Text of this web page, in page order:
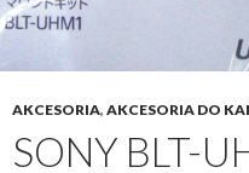
AKCESORIA, AKCESORIA DO
SONY BLT-